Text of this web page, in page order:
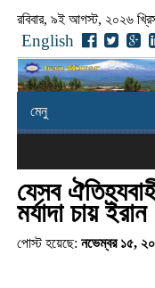
রবিবার, ৯ই আগস্ট, ২০২৬
English
মেনু
যেসব
মর্যাদা চায় ইরান
পোস্ট হয়েছে: নভেম্বর ১৫,